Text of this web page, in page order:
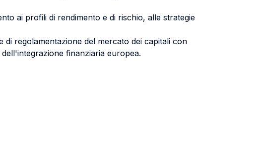
ai profili di rendimento e di rischio, alle strategie
regolamentazione del mercato dei capitali con
finanziaria europea.